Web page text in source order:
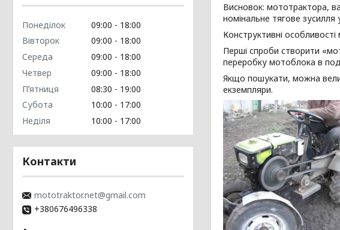
Висновок: мототрактора,
номінальне тягове зусилля
Конструктивні
Перші спроби створити
переробку мотоблока в
Якщо пошукати, можна
екземпляри.
Понеділок 09:00
18:00
Вівторок
09:00
18:00
Середа
09:00
18:00
Четвер
09:00
18:00
Пʼятниця
08:30
19:00
Субота
10:00
17:00
Неділя
10:00 17:00
Контакти
mototraktor.net@gmail.com
+380676496338